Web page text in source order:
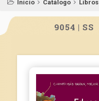
Inicio Catálogo Libros
9054 | SS